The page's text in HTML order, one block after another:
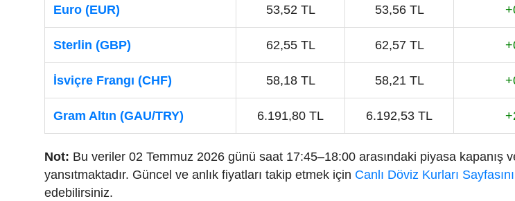
Euro (EUR) 53,52 TL 53,56 TL
Sterlin (GBP) 62,55 TL 62,57 TL
İsviçre Frangı (CHF) 58,18 TL 58,21 TL
Gram Altın (GAU/TRY) 6.191,80 TL 6.192,53 TL
Not: Bu veriler 02 Temmuz 2026 günü saat 17:45–18:00 arasındaki piyasa kapanış
yansıtmaktadır. Güncel ve anlık fiyatları takip etmek için Canlı Döviz Kurları Sayfasını
edebilirsiniz.